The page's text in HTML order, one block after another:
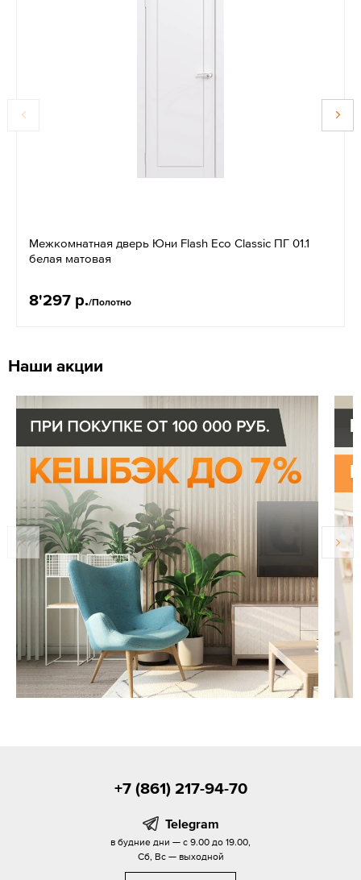
Межкомнатная дверь Юни Flash Eco Classic ПГ 01.1
белая матовая
8'297 р./Полотно
Наши акции
+7 (861) 217-94-70
Telegram
в будние дни — с 9.00 до 19.00,
Сб, Вс — выходной